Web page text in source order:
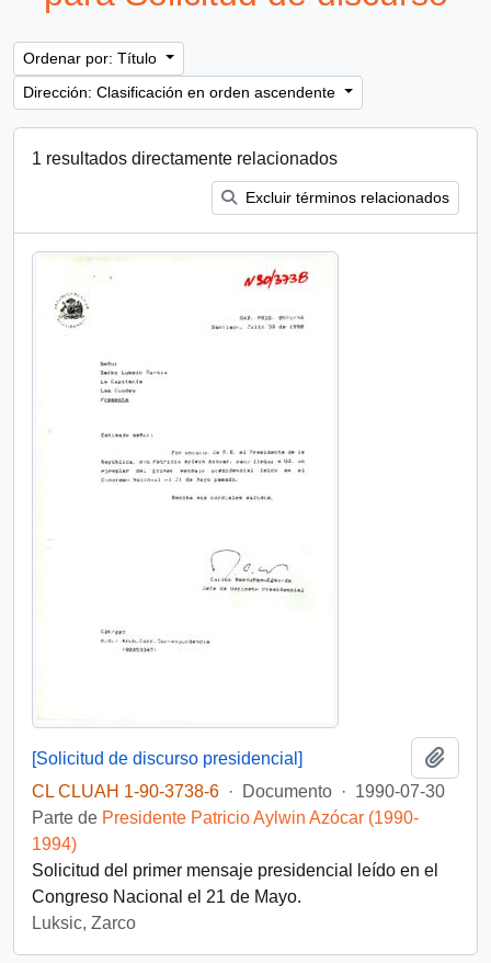
Ordenar por: Título
Dirección: Clasificación en orden ascendente
1 resultados directamente relacionados
Excluir términos relacionados
[Solicitud de discurso presidencial]
CL CLUAH 1-90-3738-6 · Documento · 1990-07-30
Parte de Presidente Patricio Aylwin Azócar (1990-
1994)
Solicitud del primer mensaje presidencial leído en el
Congreso Nacional el 21 de Mayo.
Luksic, Zarco